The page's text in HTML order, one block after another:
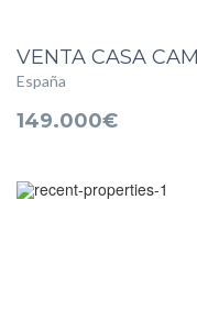
VENTA CASA
España
149.000€